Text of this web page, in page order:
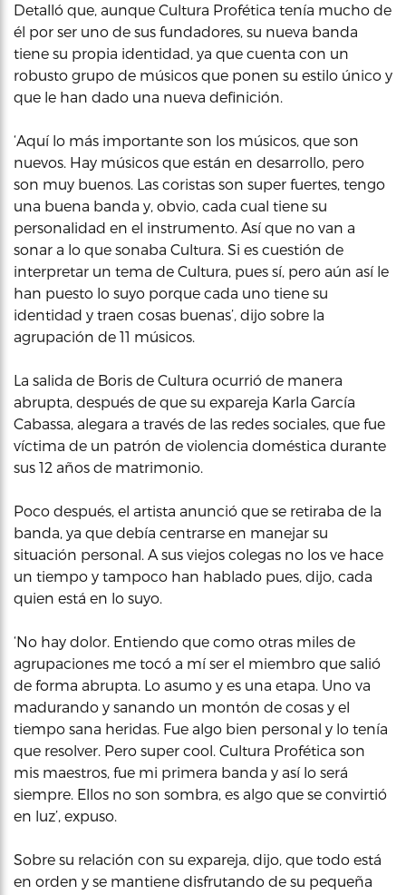
Detalló que, aunque Cultura Profética tenía mucho de
él por ser uno de sus fundadores, su nueva banda
tiene su propia identidad, ya que cuenta con un
robusto grupo de músicos que ponen su estilo único y
que le han dado una nueva definición.
‘Aquí lo más importante son los músicos, que son
nuevos. Hay músicos que están en desarrollo, pero
son muy buenos. Las coristas son super fuertes, tengo
una buena banda y, obvio, cada cual tiene su
personalidad en el instrumento. Así que no van a
sonar a lo que sonaba Cultura. Si es cuestión de
interpretar un tema de Cultura, pues sí, pero aún así le
han puesto lo suyo porque cada uno tiene su
identidad y traen cosas buenas’, dijo sobre la
agrupación de 11 músicos.
La salida de Boris de Cultura ocurrió de manera
abrupta, después de que su expareja Karla García
Cabassa, alegara a través de las redes sociales, que fue
víctima de un patrón de violencia doméstica durante
sus 12 años de matrimonio.
Poco después, el artista anunció que se retiraba de la
banda, ya que debía centrarse en manejar su
situación personal. A sus viejos colegas no los ve hace
un tiempo y tampoco han hablado pues, dijo, cada
quien está en lo suyo.
‘No hay dolor. Entiendo que como otras miles de
agrupaciones me tocó a mí ser el miembro que salió
de forma abrupta. Lo asumo y es una etapa. Uno va
madurando y sanando un montón de cosas y el
tiempo sana heridas. Fue algo bien personal y lo tenía
que resolver. Pero super cool. Cultura Profética son
mis maestros, fue mi primera banda y así lo será
siempre. Ellos no son sombra, es algo que se convirtió
en luz’, expuso.
Sobre su relación con su expareja, dijo, que todo está
en orden y se mantiene disfrutando de su pequeña